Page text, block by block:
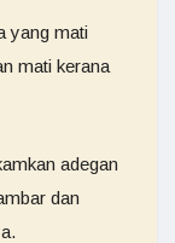
yang mati
mati kerana
adegan
dan